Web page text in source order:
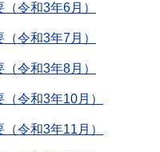
令和3年6月）
令和3年7月）
令和3年8月）
令和3年10月）
令和3年11月）